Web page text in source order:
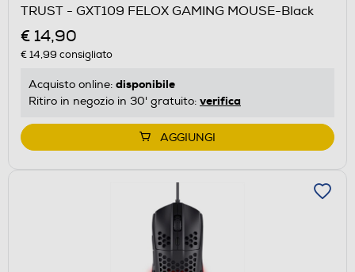
TRUST - GXT109 FELOX GAMING MOUSE-Black
€ 14,90
€ 14,99 consigliato
Acquisto online: disponibile
Ritiro in negozio in 30' gratuito: verifica
AGGIUNGI